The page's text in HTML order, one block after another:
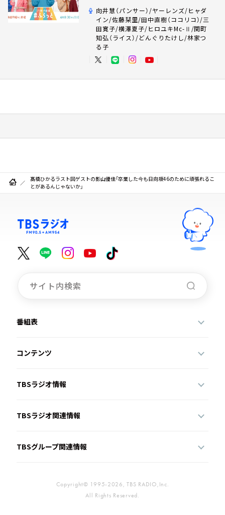
向井慧（パンサー）/ヤーレンズ/ヒャダ
イン/佐藤栞里/田中直樹（ココリコ）/三
田寛子/横澤夏子/ヒロユキMc-Ⅱ/関町
知弘（ライス）/どんぐりたけし/林家つ
る子
髙橋ひかるラスト回ゲストの影山優佳「卒業した今も日向坂46のために頑張れるこ
とがあるんじゃないか」
番組表
コンテンツ
TBSラジオ情報
TBSラジオ関連情報
TBSグループ関連情報
Copyright© 1995-2026, TBS RADIO,Inc.
All Rights Reserved.